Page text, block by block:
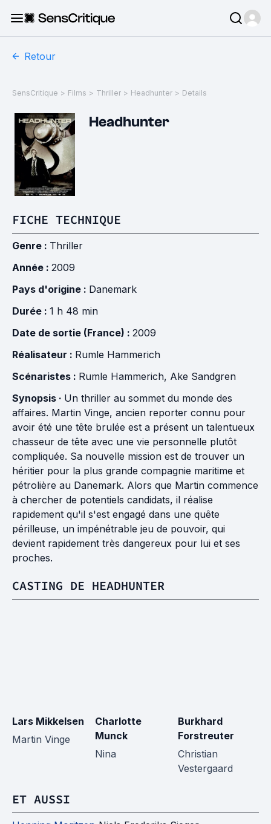
Retour
SensCritique > Films > Thriller > Headhunter > Details
Headhunter
FICHE TECHNIQUE
Genre : Thriller
Année : 2009
Pays d'origine : Danemark
Durée : 1 h 48 min
Date de sortie (France) : 2009
Réalisateur : Rumle Hammerich
Scénaristes : Rumle Hammerich, Ake Sandgren
Synopsis · Un thriller au sommet du monde des
affaires. Martin Vinge, ancien reporter connu pour
avoir été une tête brulée est a présent un talentueux
chasseur de tête avec une vie personnelle plutôt
compliquée. Sa nouvelle mission est de trouver un
héritier pour la plus grande compagnie maritime et
pétrolière au Danemark. Alors que Martin commence
à chercher de potentiels candidats, il réalise
rapidement qu'il s'est engagé dans une quête
périlleuse, un impénétrable jeu de pouvoir, qui
devient rapidement très dangereux pour lui et ses
proches.
CASTING DE HEADHUNTER
Lars Mikkelsen
Martin Vinge
Charlotte
Munck
Nina
Burkhard
Forstreuter
Christian
Vestergaard
ET AUSSI